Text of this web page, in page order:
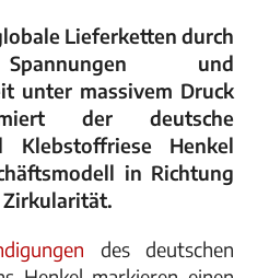
Lieferketten durch
und
unter massivem Druck
der deutsche
Klebstoffriese Henkel
in Richtung
des deutschen